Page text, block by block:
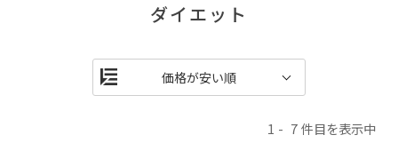
ダイエット
1 7